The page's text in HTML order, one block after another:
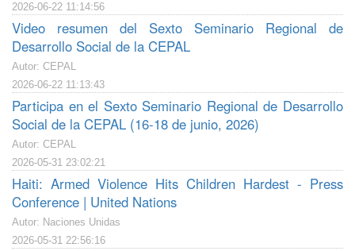
2026-06-22 11:14:56
Video resumen del Sexto Seminario Regional de
Desarrollo Social de la CEPAL
Autor: CEPAL
2026-06-22 11:13:43
Participa en el Sexto Seminario Regional de Desarrollo
Social de la CEPAL (16-18 de junio, 2026)
Autor: CEPAL
2026-05-31 23:02:21
Haiti: Armed Violence Hits Children Hardest - Press
Conference | United Nations
Autor: Naciones Unidas
2026-05-31 22:56:16